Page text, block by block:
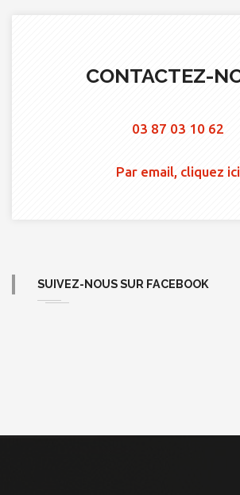
CONTACTEZ-
03 87 03 10 62
Par email, cliquez ici
SUIVEZ-NOUS SUR FACEBOOK